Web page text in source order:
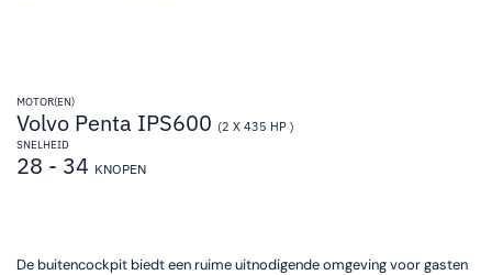
MOTOR(EN)
Volvo Penta IPS600 (2 X 435 HP )
SNELHEID
28 - 34 KNOPEN
De buitencockpit biedt een ruime uitnodigende omgeving voor gasten